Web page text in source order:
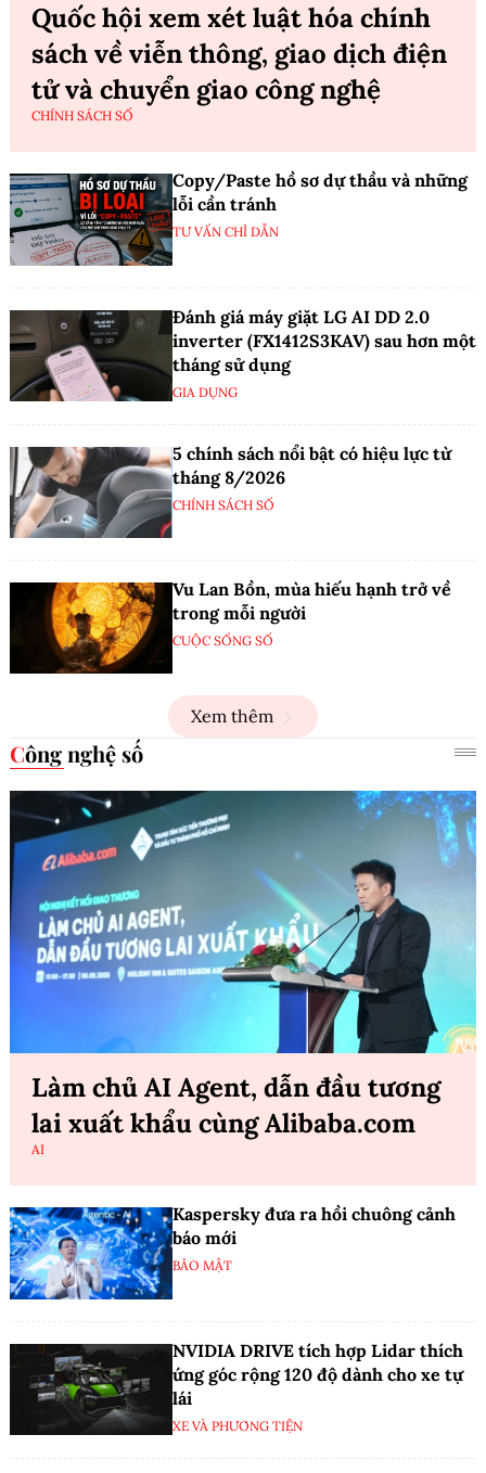
Quốc hội xem xét luật hóa chính
sách về viễn thông, giao dịch điện
tử và chuyển giao công nghệ
CHÍNH SÁCH SỐ
Copy/Paste hồ sơ dự thầu và những
lỗi cần tránh
TƯ VẤN CHỈ DẪN
Đánh giá máy giặt LG AI DD 2.0
inverter (FX1412S3KAV) sau hơn một
tháng sử dụng
GIA DỤNG
5 chính sách nổi bật có hiệu lực từ
tháng 8/2026
CHÍNH SÁCH SỐ
Vu Lan Bồn, mùa hiếu hạnh trở về
trong mỗi người
CUỘC SỐNG SỐ
Xem thêm
Công nghệ số
Làm chủ AI Agent, dẫn đầu tương
lai xuất khẩu cùng Alibaba.com
AI
Kaspersky đưa ra hồi chuông cảnh
báo mới
BẢO MẬT
NVIDIA DRIVE tích hợp Lidar thích
ứng góc rộng 120 độ dành cho xe tự
lái
XE VÀ PHƯƠNG TIỆN